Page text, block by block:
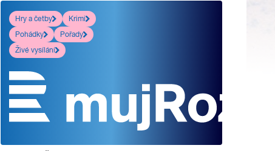
Hry a četby
Krimi
Pohádky
Pořady
Živé vysílání